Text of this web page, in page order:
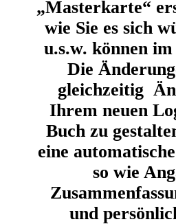
„Masterkarte“
wie Sie es sich
u.s.w. können
Die
gleichzeitig
Ihrem neuen
Buch zu
eine
so wie
und